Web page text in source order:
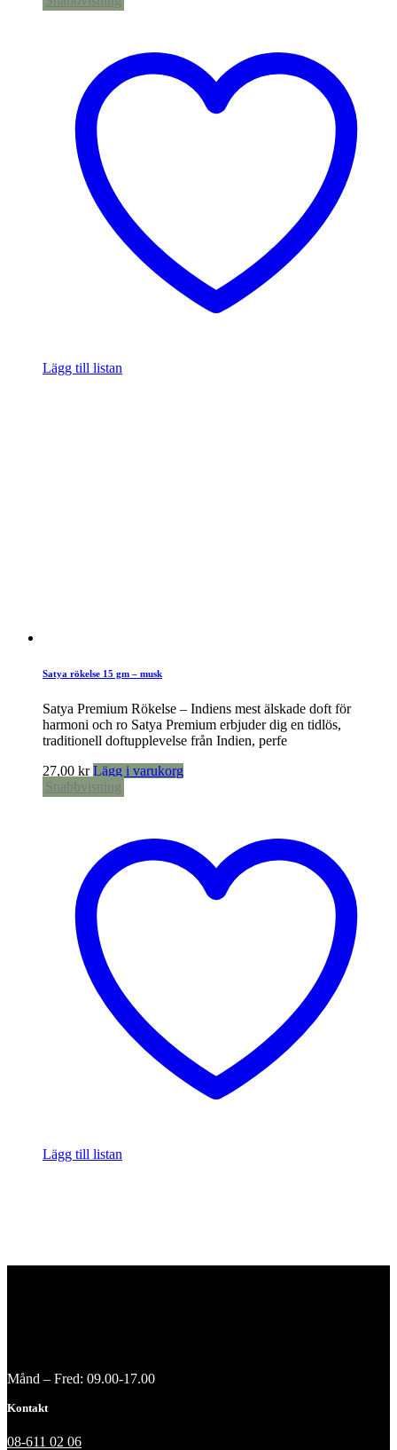
Lägg till listan
Satya rökelse 15 gm – musk
Satya Premium Rökelse – Indiens mest älskade doft för
harmoni och ro Satya Premium erbjuder dig en tidlös,
traditionell doftupplevelse från Indien, perfe
27,00 kr Lägg i varukorg
Snabbvisning
Lägg till listan
Månd – Fred: 09.00-17.00
Kontakt
08-611 02 06